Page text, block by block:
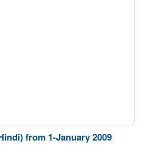
from 1-January 2009